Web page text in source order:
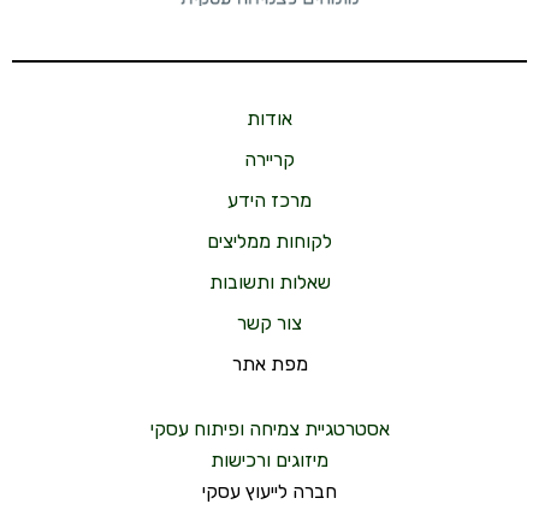
אודות
קריירה
מרכז הידע
לקוחות ממליצים
שאלות ותשובות
צור קשר
מפת אתר
אסטרטגיית צמיחה ופיתוח עסקי
מיזוגים ורכישות
חברה לייעוץ עסקי